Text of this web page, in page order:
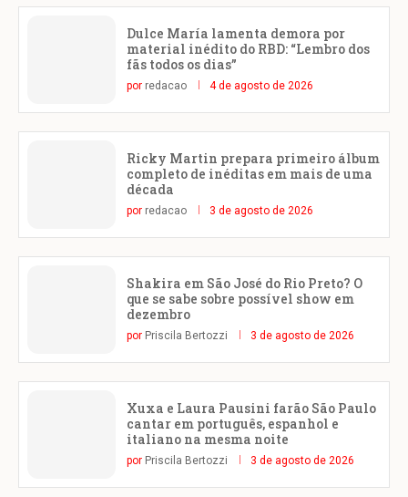
Dulce María lamenta demora por
material inédito do RBD: “Lembro dos
fãs todos os dias”
por redacao 4 de agosto de 2026
Ricky Martin prepara primeiro álbum
completo de inéditas em mais de uma
década
por redacao 3 de agosto de 2026
Shakira em São José do Rio Preto? O
que se sabe sobre possível show em
dezembro
por Priscila Bertozzi 3 de agosto de 2026
Xuxa e Laura Pausini farão São Paulo
cantar em português, espanhol e
italiano na mesma noite
por Priscila Bertozzi 3 de agosto de 2026